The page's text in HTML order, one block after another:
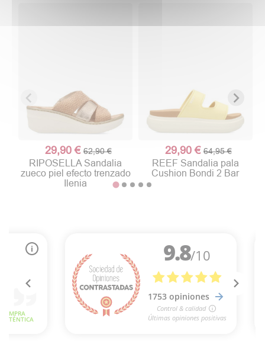
29,90 €62,90 €
RIPOSELLA Sandalia
zueco piel efecto trenzado
Ilenia
29,90 € 64,95 €
REEF Sandalia pala
Cushion Bondi 2 Bar